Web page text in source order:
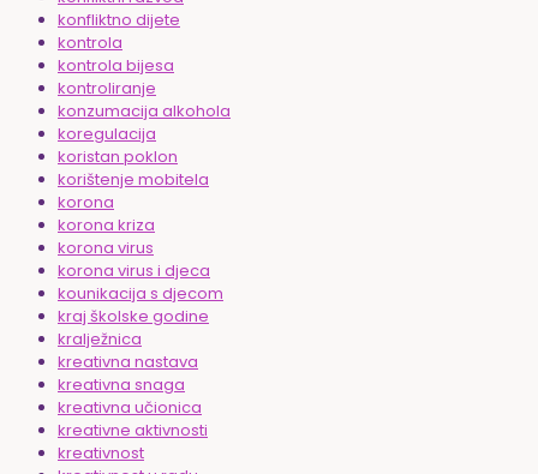
konfliktno dijete
kontrola
kontrola bijesa
kontroliranje
konzumacija alkohola
koregulacija
koristan poklon
korištenje mobitela
korona
korona kriza
korona virus
korona virus i djeca
kounikacija s djecom
kraj školske godine
kralježnica
kreativna nastava
kreativna snaga
kreativna učionica
kreativne aktivnosti
kreativnost